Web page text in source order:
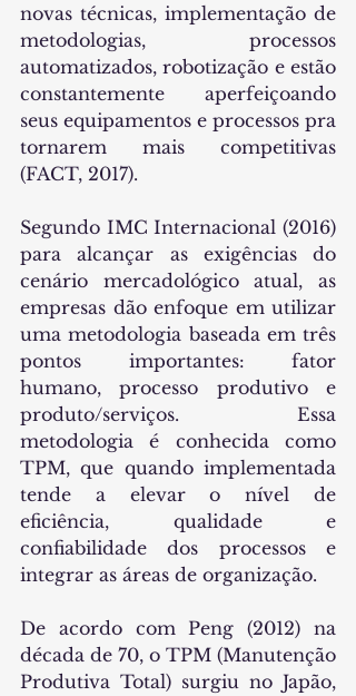
novas técnicas, implementação de
metodologias, processos
automatizados, robotização e estão
constantemente aperfeiçoando
seus equipamentos e processos pra
tornarem mais competitivas
(FACT, 2017).
Segundo IMC Internacional (2016)
para alcançar as exigências do
cenário mercadológico atual, as
empresas dão enfoque em utilizar
uma metodologia baseada em três
pontos importantes: fator
humano, processo produtivo e
produto/serviços. Essa
metodologia é conhecida como
TPM, que quando implementada
tende a elevar o nível de
eficiência, qualidade e
confiabilidade dos processos e
integrar as áreas de organização.
De acordo com Peng (2012) na
década de 70, o TPM (Manutenção
Produtiva Total) surgiu no Japão,